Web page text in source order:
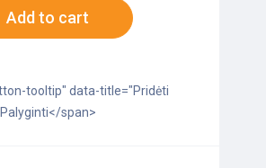
Add to cart
tooltip" data-title="Pridėti
span>